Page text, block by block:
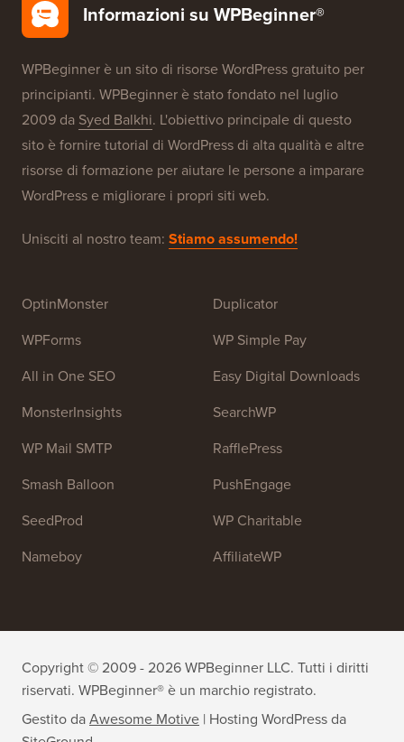
Informazioni su WPBeginner®
WPBeginner è un sito di risorse WordPress gratuito per
principianti. WPBeginner è stato fondato nel luglio
2009 da Syed Balkhi. L'obiettivo principale di questo
sito è fornire tutorial di WordPress di alta qualità e altre
risorse di formazione per aiutare le persone a imparare
WordPress e migliorare i propri siti web.
Unisciti al nostro team: Stiamo assumendo!
OptinMonster
WPForms
All in One SEO
MonsterInsights
WP Mail SMTP
Smash Balloon
SeedProd
Duplicator
WP Simple Pay
Easy Digital Downloads
SearchWP
RafflePress
PushEngage
WP Charitable
Copyright © 2009 - 2026 WPBeginner LLC. Tutti i diritti
riservati. WPBeginner® è un marchio registrato.